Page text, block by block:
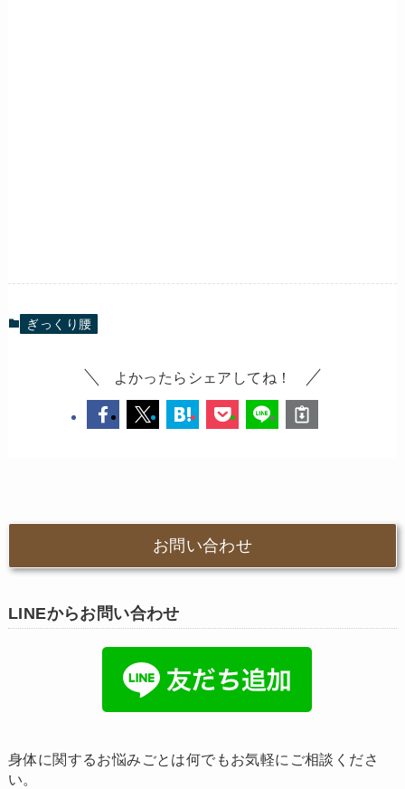
ぎっくり腰
よかったらシェアしてね！
お問い合わせ
LINEからお問い合わせ
身体に関するお悩みごとは何でもお気軽にご相談くださ
い。